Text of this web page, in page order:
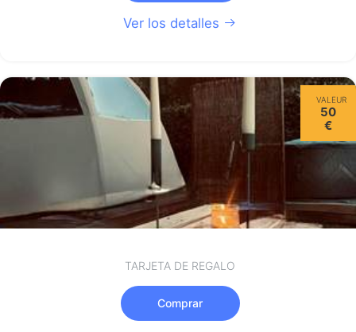
Ver los detalles
VALEUR
50
€
TARJETA DE REGALO
Comprar